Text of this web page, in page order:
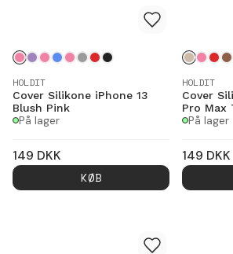
HOLDIT
Cover Silikone iPhone 13
Blush Pink
På lager
149 DKK
KØB
HOLDIT
Cover
Pro Max
På lager
149 DKK